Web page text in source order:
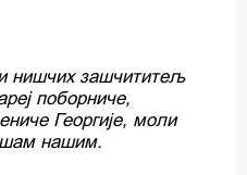
нишчих зашчититељ
поборниче,
Георгије, моли
нашим.